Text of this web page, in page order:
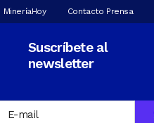
MineríaHoy Contacto Prensa
Suscríbete al
newsletter